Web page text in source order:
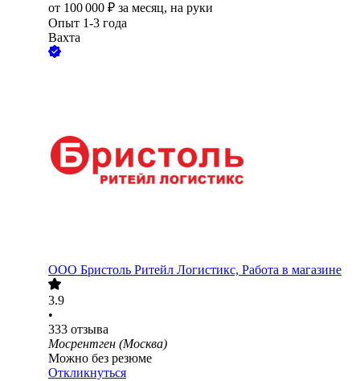
от 100 000 ₽ за месяц, на руки
Опыт 1-3 года
Вахта
ООО Бристоль Ритейл Логистикс, Работа в магазине
3.9
•
333 отзыва
Мосрентген (Москва)
Можно без резюме
Откликнуться